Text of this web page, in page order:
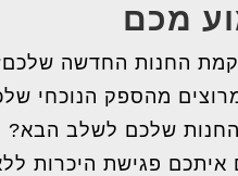
מכם
החנות החדשה
מהספק הנוכחי
שלכם לשלב הבא?
איתכם פגישת היכרות